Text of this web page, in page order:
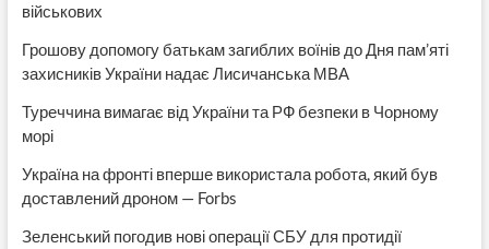
військових
Грошову допомогу батькам загиблих воїнів до Дня пам’яті
захисників України надає Лисичанська МВА
Туреччина вимагає від України та РФ безпеки в Чорному
морі
Україна на фронті вперше використала робота, який був
доставлений дроном — Forbs
Зеленський погодив нові операції СБУ для протидії